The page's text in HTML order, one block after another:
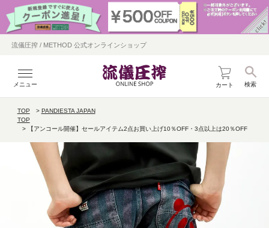
流儀圧搾 / METHOD 公式オンラインショップ
メニュー カート 検索
TOP
PANDIESTA JAPAN
TOP
【アンコール開催】セールアイテム2点お買い上げ10％OFF・3点以上は20％OFF